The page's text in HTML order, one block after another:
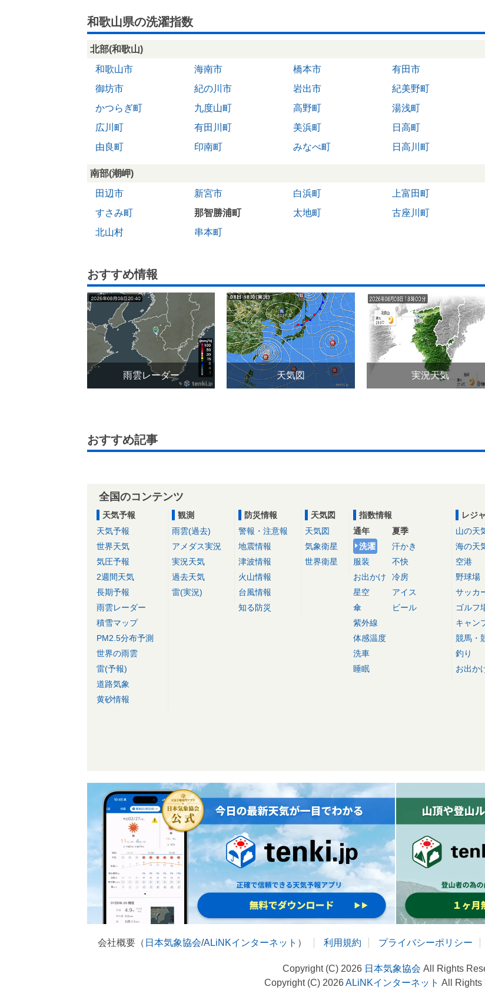
和歌山県の洗濯指数
北部(和歌山)
和歌山市
海南市 橋本市
有田市
御坊市
紀の川市 岩出市
紀美野町
かつらぎ町
九度山町 高野町
湯浅町
広川町
有田川町 美浜町
日高町
由良町
印南町 みなべ町 日高川町
南部(潮岬)
田辺市
新宮市 白浜町
上富田町
すさみ町
那智勝浦町 太地町
古座川町
北山村
串本町
おすすめ情報
雨雲レーダー 天気図 実況天気
おすすめ記事
全国のコンテンツ
天気予報
天気予報
世界天気
気圧予報
2週間天気
長期予報
雨雲レーダー
積雪マップ
PM2.5分布予測
世界の雨雲
雷(予報)
道路気象
黄砂情報
観測
雨雲(過去)
アメダス実況
実況天気
過去天気
雷(実況)
防災情報
警報・注意報
地震情報
津波情報
火山情報
台風情報
知る防災
天気図
天気図
気象衛星
世界衛星
指数情報
通年
洗濯
服装
お出かけ
星空
傘
紫外線
体感温度
洗車
睡眠
夏季
汗かき
不快
冷房
アイス
ビール
レジ
山の天
海の天
空港
野球場
サッカ
ゴルフ
キャン
競馬・
釣り
お出か
会社概要（ 日本気象協会/ALiNKインターネット ） 利用規約 プライバシーポリシー
Copyright (C) 2026 日本気象協会 All Rights
Copyright (C) 2026ALiNKインターネット All Rights